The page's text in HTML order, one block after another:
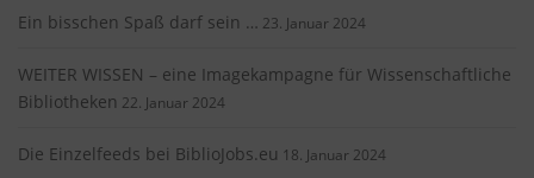
n
Ein bisschen Spaß darf sein … 23. Januar 2024
WEITER WISSEN – eine Imagekampagne für Wissenschaftliche
Bibliotheken 22. Januar 2024
Die Einzelfeeds bei BiblioJobs.eu 18. Januar 2024